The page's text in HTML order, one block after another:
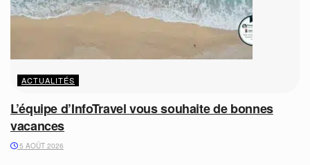
ACTUALITÉS
L’équipe d’InfoTravel vous souhaite de bonnes
vacances
5 AOÛT 2026